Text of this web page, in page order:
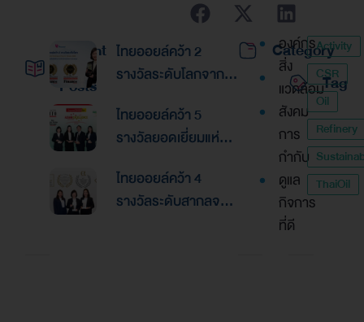
Recent
Posts
ไทยออยล์คว้า 2
รางวัลระดับโลกจาก
Finance Awards
2026ตอกย้ำความเป็น
เลิศด้านการบริหาร
การเงินและการระดม
ทุน
ไทยออยล์คว้า 5
รางวัลยอดเยี่ยมแห่ง
รางวัล “Asian
Excellence Award
ไทยออยล์คว้า 4
รางวัลระดับสากลจาก
Category
องค์กร
สิ่ง
แวดล้อม
สังคม
การ
กำกับ
ดูแล
กิจการ
ที่ดี
Tag
Activity
CSR
Oil
Refinery
ThaiOil